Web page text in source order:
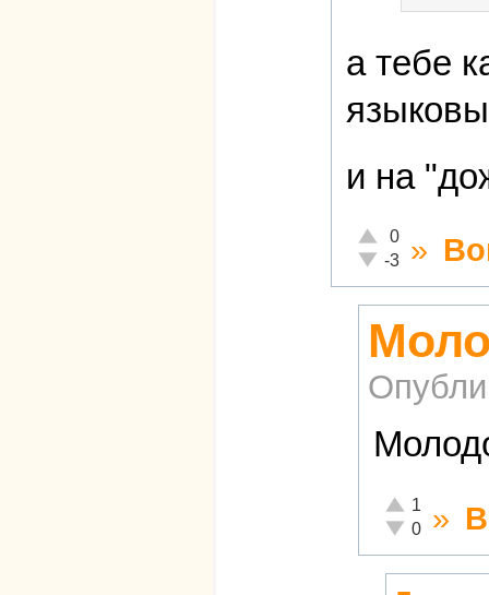
а тебе
и на
Отлично!
0
Неадекватно!
-3 »
Отлично!
1
Неадекватно!
0 »